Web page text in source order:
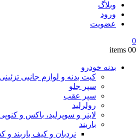
وبلاگ
ورود
عضویت
0
00 items
بدنه خودرو
کیت بدنه و لوازم جانبی تزئینی
سپر جلو
سپر عقب
رولرلید
لاینر و سوپرلید، باکس و
باربند
نردبان و کیف باربند